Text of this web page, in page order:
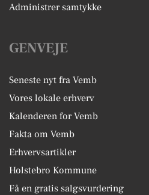
Administrer samtykke
GENVEJE
Seneste nyt fra Vemb
Vores lokale erhverv
Kalenderen for Vemb
Fakta om Vemb
Erhvervsartikler
Holstebro Kommune
Få en gratis salgsvurdering